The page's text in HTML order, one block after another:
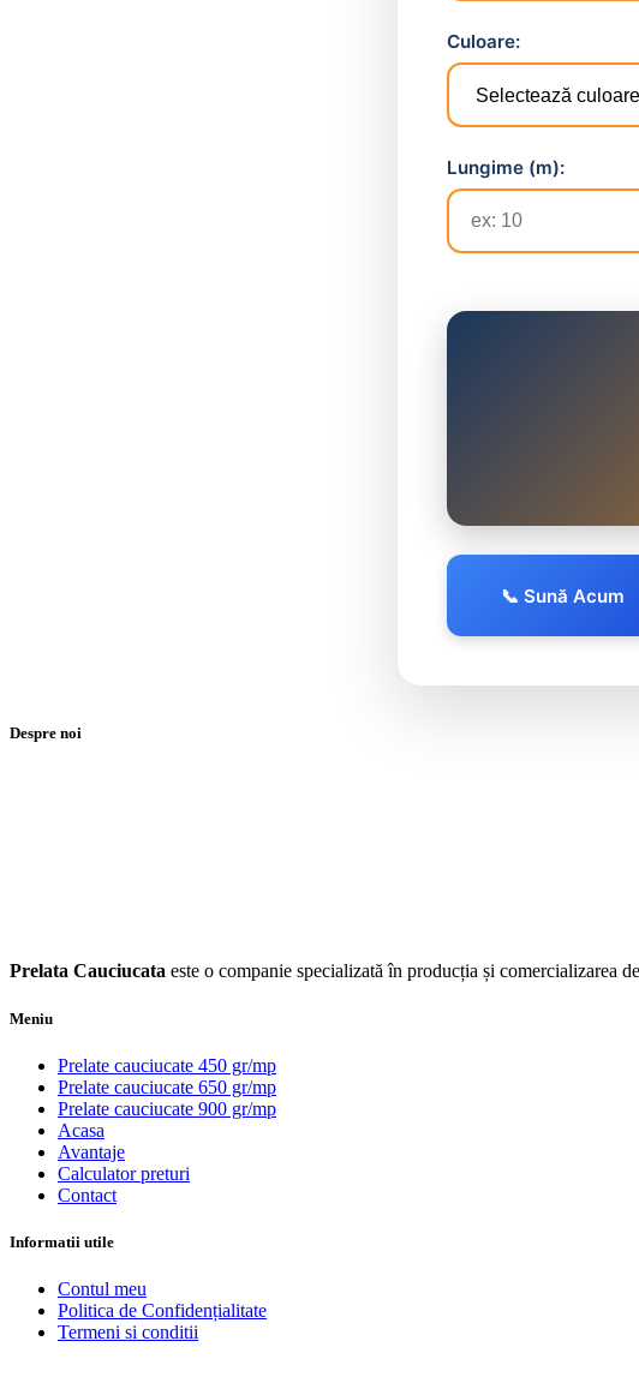
Culoare:
Lungime (m):
📞 Sună Acum
Despre noi
Prelata Cauciucata este o companie specializată în producția și comercializarea
Meniu
Prelate cauciucate 450 gr/mp
Prelate cauciucate 650 gr/mp
Prelate cauciucate 900 gr/mp
Acasa
Avantaje
Calculator preturi
Contact
Informatii utile
Contul meu
Politica de Confidențialitate
Termeni si conditii